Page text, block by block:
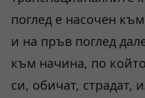
поглед е насочен
и на пръв поглед
към начина, по
си, обичат, страдат,